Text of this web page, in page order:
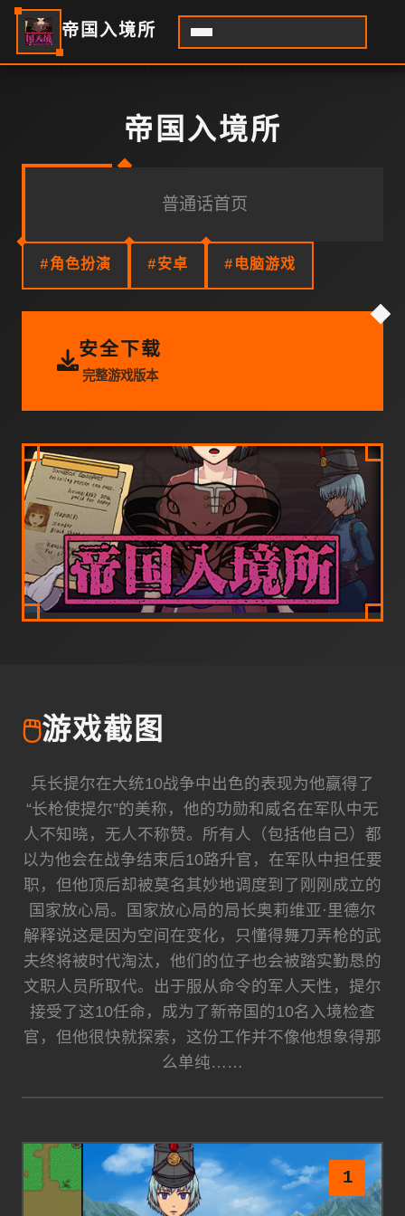
帝国入境所
帝国入境所
普通话首页
#角色扮演 #安卓 #电脑游戏
安全下载
完整游戏版本
🖱️游戏截图
兵长提尔在大统10战争中出色的表现为他赢得了
“长枪使提尔”的美称，他的功勋和威名在军队中无
人不知晓，无人不称赞。所有人（包括他自己）都
以为他会在战争结束后10路升官，在军队中担任要
职，但他顶后却被莫名其妙地调度到了刚刚成立的
国家放心局。国家放心局的局长奥莉维亚·里德尔
解释说这是因为空间在变化，只懂得舞刀弄枪的武
夫终将被时代淘汰，他们的位子也会被踏实勤恳的
文职人员所取代。出于服从命令的军人天性，提尔
接受了这10任命，成为了新帝国的10名入境检查
官，但他很快就探索，这份工作并不像他想象得那
么单纯……
1